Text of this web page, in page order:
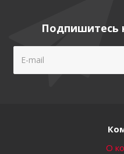
Подпишитесь
О